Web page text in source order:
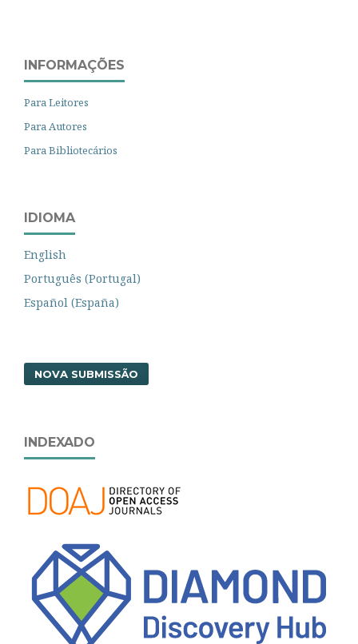
INFORMAÇÕES
Para Leitores
Para Autores
Para Bibliotecários
IDIOMA
English
Português (Portugal)
Español (España)
NOVA SUBMISSÃO
INDEXADO